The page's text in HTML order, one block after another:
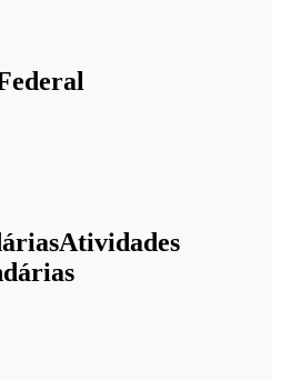
Atividades